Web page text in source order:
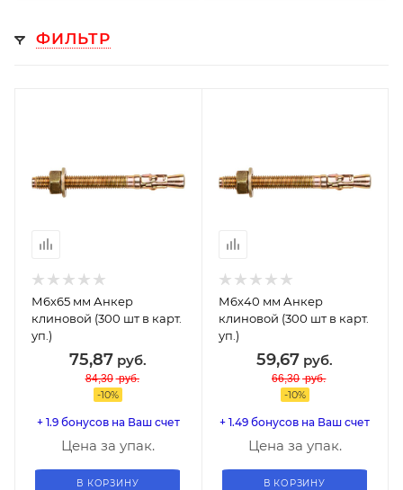
ФИЛЬТР
М6х65 мм Анкер
клиновой (300 шт в карт.
уп.)
75,87 руб.
84,30 руб.
-10%
+ 1.9 бонусов на Ваш счет
Цена за упак.
В КОРЗИНУ
М6х40 мм Анкер
клиновой (300 шт в карт.
уп.)
59,67 руб.
66,30 руб.
-10%
+ 1.49 бонусов на Ваш счет
Цена за упак.
В КОРЗИНУ